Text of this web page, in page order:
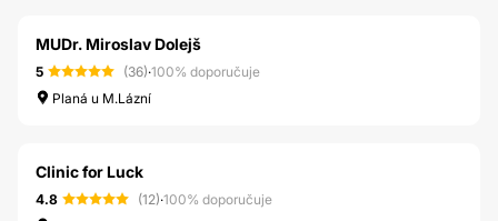
MUDr. Miroslav Dolejš
5 (36)·100% doporučuje
Planá u M.Lázní
Clinic for Luck
4.8 (12)·100% doporučuje